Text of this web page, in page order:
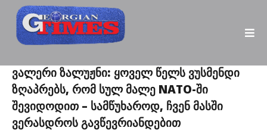
ვალერი ზალუჟნი: ყოველ წელს ვუსმენდი
ზღაპრებს, რომ სულ მალე NATO-ში
შევიდოდით – სამწუხაროდ, ჩვენ მასში
ვერასდროს გავწევრიანდებით